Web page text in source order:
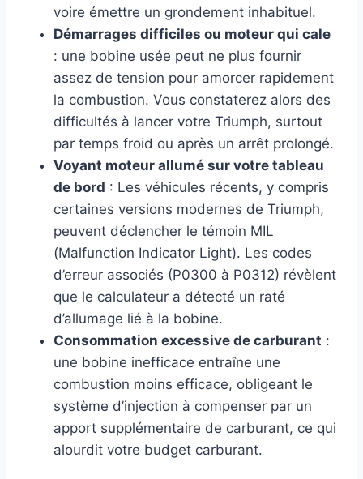
voire émettre un grondement inhabituel.
Démarrages difficiles ou moteur qui cale
: une bobine usée peut ne plus fournir
assez de tension pour amorcer rapidement
la combustion. Vous constaterez alors des
difficultés à lancer votre Triumph, surtout
par temps froid ou après un arrêt prolongé.
Voyant moteur allumé sur votre tableau
de bord : Les véhicules récents, y compris
certaines versions modernes de Triumph,
peuvent déclencher le témoin MIL
(Malfunction Indicator Light). Les codes
d’erreur associés (P0300 à P0312) révèlent
que le calculateur a détecté un raté
d’allumage lié à la bobine.
Consommation excessive de carburant :
une bobine inefficace entraîne une
combustion moins efficace, obligeant le
système d’injection à compenser par un
apport supplémentaire de carburant, ce qui
alourdit votre budget carburant.